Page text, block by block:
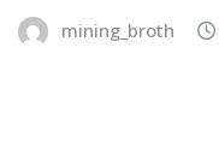
mining_broth